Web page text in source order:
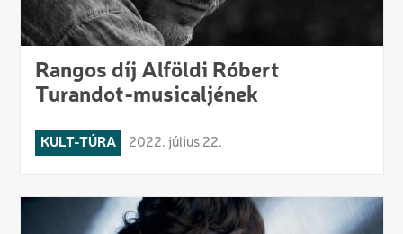
Rangos díj Alföldi Róbert
Turandot-musicaljének
KULT-TÚRA 2022. július 22.